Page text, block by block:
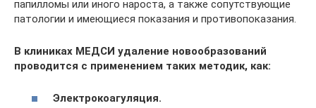
папилломы или иного нароста, а также сопутствующие
патологии и имеющиеся показания и противопоказания.
В клиниках МЕДСИ удаление новообразований
проводится с применением таких методик, как:
Электрокоагуляция.